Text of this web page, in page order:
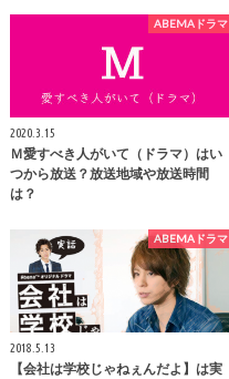
ABEMAドラマ
2020.3.15
Ｍ愛すべき人がいて（ドラマ）はい
つから放送？放送地域や放送時間
は？
ABEMAドラマ
2018.5.13
【会社は学校じゃねぇんだよ】は実